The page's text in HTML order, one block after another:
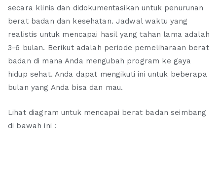
secara klinis dan didokumentasikan untuk penurunan
berat badan dan kesehatan. Jadwal waktu yang
realistis untuk mencapai hasil yang tahan lama adalah
3-6 bulan. Berikut adalah periode pemeliharaan berat
badan di mana Anda mengubah program ke gaya
hidup sehat. Anda dapat mengikuti ini untuk beberapa
bulan yang Anda bisa dan mau.
Lihat diagram untuk mencapai berat badan seimbang
di bawah ini :